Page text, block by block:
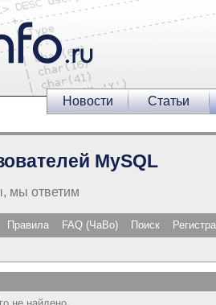
Новости Статьи
MySQL
мы ответим
Правила FAQ (ЧаВо) Поиск